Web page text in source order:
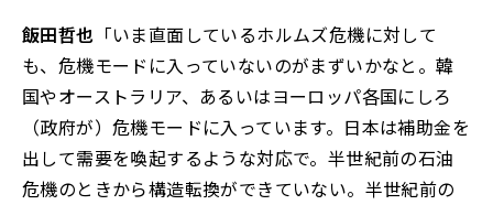
飯田哲也 「いま直面しているホルムズ危機に対して
も、危機モードに入っていないのがまずいかなと。韓
国やオーストラリア、あるいはヨーロッパ各国にしろ
（政府が）危機モードに入っています。日本は補助金を
出して需要を喚起するような対応で。半世紀前の石油
危機のときから構造転換ができていない。半世紀前の